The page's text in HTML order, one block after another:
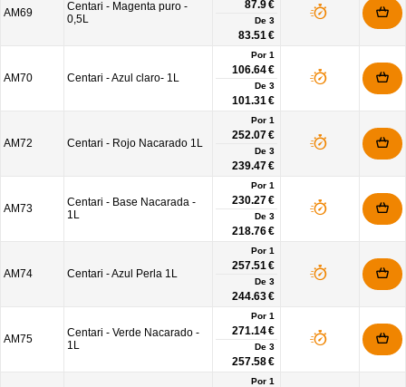
AM69
Centari - Magenta puro -
0,5L
87.9 €
De 3
83.51 €
AM70 Centari - Azul claro- 1L
Por 1
106.64 €
De 3
101.31 €
AM72 Centari - Rojo Nacarado 1L
Por 1
252.07 €
De 3
239.47 €
AM73
Centari - Base Nacarada -
1L
Por 1
230.27 €
De 3
218.76 €
AM74 Centari - Azul Perla 1L
Por 1
257.51 €
De 3
244.63 €
AM75
Centari - Verde Nacarado -
1L
Por 1
271.14 €
De 3
257.58 €
Por 1